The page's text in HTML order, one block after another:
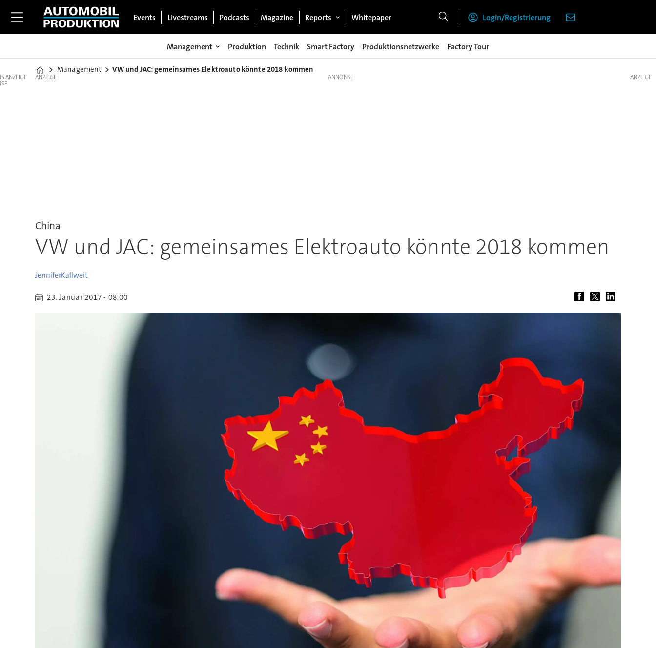
Events Livestreams Podcasts Magazine Reports Whitepaper Login/Registrierung
Management Produktion Technik Smart Factory Produktionsnetzwerke Factory Tour
Home
Management VW und JAC: gemeinsames Elektroauto könnte 2018 kommen
ANZEIGE ANZEIGE
China
VW und JAC: gemeinsames Elektroauto könnte 2018 kommen
JenniferKallweit
23. Januar 2017 - 08:00
ANZEIGE